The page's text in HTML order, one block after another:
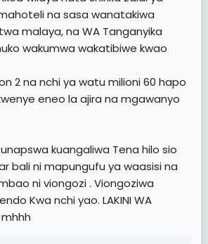
na sasa wanatakiwa
malaya, na WA Tanganyika
wakumwa wakatibiwe kwao
2 na nchi ya watu milioni 60 hapo
eneo la ajira na mgawanyo
kuangaliwa Tena hilo sio
bali ni mapungufu ya waasisi na
ni viongozi . Viongoziwa
Kwa nchi yao. LAKINI WA